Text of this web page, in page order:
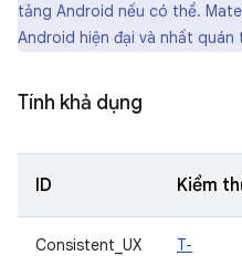
tảng Android nếu có thể.
Android hiện đại và nhất
Tính khả dụng
ID Kiểm
Consistent_UX
T-